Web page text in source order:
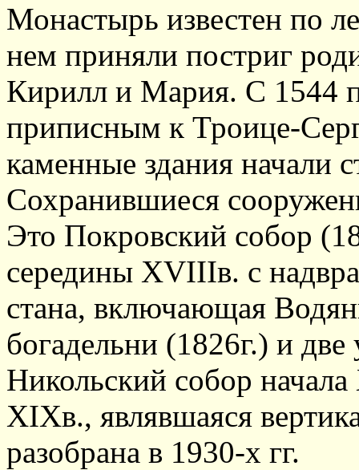
Монастырь известен по
нем приняли постриг
Кирилл и Мария. С 1544
приписным к Троице-
каменные здания начали
Сохранившиеся
Это Покровский собор
середины XVIIIв. с
стана, включающая
богадельни (1826г.) и
Никольский собор
XIXв., являвшаяся
разобрана в 1930-х гг.